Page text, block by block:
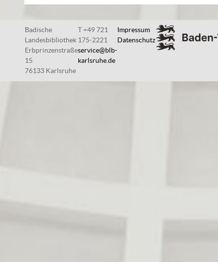
Badische
Landesbibliothek
Erbprinzenstraße
15
76133 Karlsruhe
T +49 721
175-2221
service@blb-
karlsruhe.de
Impressum
Datenschutz